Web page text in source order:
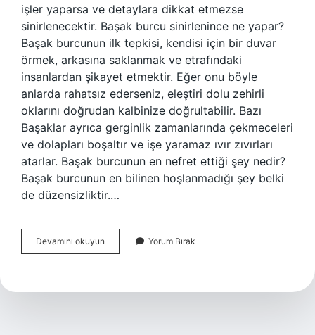
işler yaparsa ve detaylara dikkat etmezse
sinirlenecektir. Başak burcu sinirlenince ne yapar?
Başak burcunun ilk tepkisi, kendisi için bir duvar
örmek, arkasına saklanmak ve etrafındaki
insanlardan şikayet etmektir. Eğer onu böyle
anlarda rahatsız ederseniz, eleştiri dolu zehirli
oklarını doğrudan kalbinize doğrultabilir. Bazı
Başaklar ayrıca gerginlik zamanlarında çekmeceleri
ve dolapları boşaltır ve işe yaramaz ıvır zıvırları
atarlar. Başak burcunun en nefret ettiği şey nedir?
Başak burcunun en bilinen hoşlanmadığı şey belki
de düzensizliktir.…
Devamını okuyun
Burcu
Yorum Bırak